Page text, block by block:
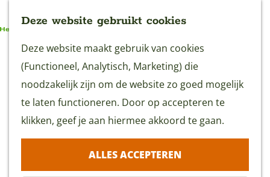
Deze website gebruikt cookies
Deze website maakt gebruik van cookies
(Functioneel, Analytisch, Marketing) die
noodzakelijk zijn om de website zo goed mogelijk
te laten functioneren. Door op accepteren te
klikken, geef je aan hiermee akkoord te gaan.
ALLES ACCEPTEREN